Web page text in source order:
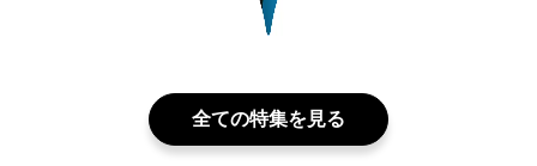
全ての特集を見る